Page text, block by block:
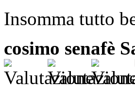
Insomma tutto
cosimo senafè